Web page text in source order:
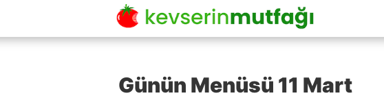
Günün Menüsü 11 Mart